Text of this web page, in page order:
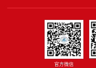
官方微信